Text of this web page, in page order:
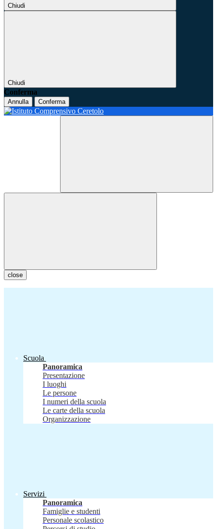
Chiudi
Chiudi
Conferma
Annulla Conferma
close
Scuola
Panoramica
Presentazione
I luoghi
Le persone
I numeri della scuola
Le carte della scuola
Organizzazione
Servizi
Panoramica
Famiglie e studenti
Personale scolastico